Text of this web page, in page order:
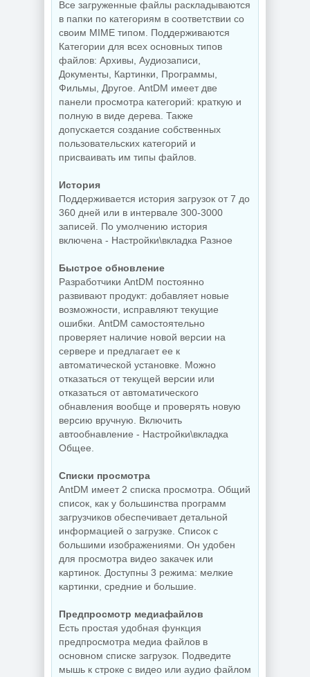
Все загруженные файлы раскладываются
в папки по категориям в соответствии со
своим MIME типом. Поддерживаются
Категории для всех основных типов
файлов: Архивы, Аудиозаписи,
Документы, Картинки, Программы,
Фильмы, Другое. AntDM имеет две
панели просмотра категорий: краткую и
полную в виде дерева. Также
допускается создание собственных
пользовательских категорий и
присваивать им типы файлов.
История
Поддерживается история загрузок от 7 до
360 дней или в интервале 300-3000
записей. По умолчению история
включена - Настройки\вкладка Разное
Быстрое обновление
Разработчики AntDM постоянно
развивают продукт: добавляет новые
возможности, исправляют текущие
ошибки. AntDM самостоятельно
проверяет наличие новой версии на
сервере и предлагает ее к
автоматической установке. Можно
отказаться от текущей версии или
отказаться от автоматического
обнавления вообще и проверять новую
версию вручную. Включить
автообнавление - Настройки\вкладка
Общее.
Списки просмотра
AntDM имеет 2 списка просмотра. Общий
список, как у большинства программ
загрузчиков обеспечивает детальной
информацией о загрузке. Список с
большими изображениями. Он удобен
для просмотра видео закачек или
картинок. Доступны 3 режима: мелкие
картинки, средние и большие.
Предпросмотр медиафайлов
Есть простая удобная функция
предпросмотра медиа файлов в
основном списке загрузок. Подведите
мышь к строке с видео или аудио файлом